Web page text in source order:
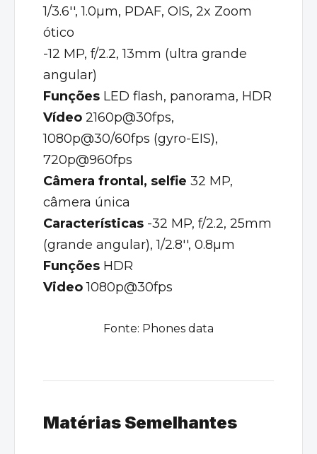
1/3.6'', 1.0µm, PDAF, OIS, 2x Zoom
ótico
-12 MP, f/2.2, 13mm (ultra grande
angular)
Funções LED flash, panorama, HDR
Vídeo 2160p@30fps,
1080p@30/60fps (gyro-EIS),
720p@960fps
Câmera frontal, selfie 32 MP,
câmera única
Características -32 MP, f/2.2, 25mm
(grande angular), 1/2.8'', 0.8µm
Funções HDR
Video1080p@30fps
Fonte: Phones data
Matérias Semelhantes